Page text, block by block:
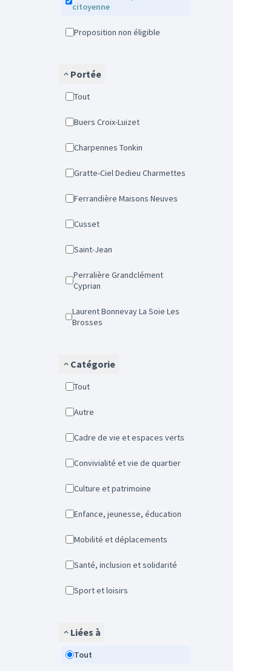
citoyenne
Proposition non éligible
Portée
Tout
Buers Croix-Luizet
Charpennes Tonkin
Gratte-Ciel Dedieu Charmettes
Ferrandière Maisons Neuves
Cusset
Saint-Jean
Perralière Grandclément
Cyprian
Laurent Bonnevay La Soie Les
Brosses
Catégorie
Tout
Autre
Cadre de vie et espaces verts
Convivialité et vie de quartier
Culture et patrimoine
Enfance, jeunesse, éducation
Mobilité et déplacements
Santé, inclusion et solidarité
Sport et loisirs
Liées à
Tout